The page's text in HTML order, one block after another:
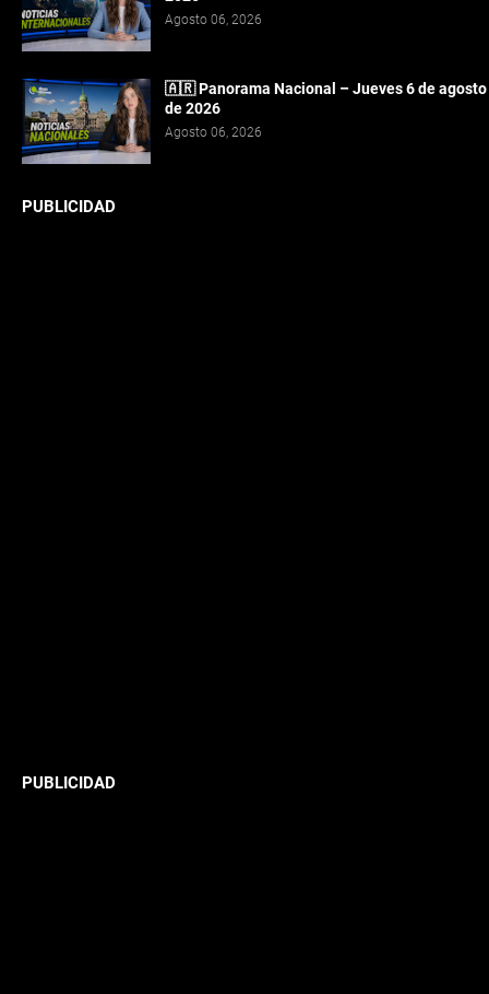
Agosto 06, 2026
🇦🇷 Panorama Nacional – Jueves 6 de agosto
de 2026
Agosto 06, 2026
PUBLICIDAD
PUBLICIDAD